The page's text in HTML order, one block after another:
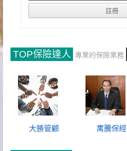
TOP保險達人 專業的保險業務
大勝管顧 寓騰保經